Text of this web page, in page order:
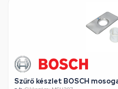
Szűrő készlet BOSCH